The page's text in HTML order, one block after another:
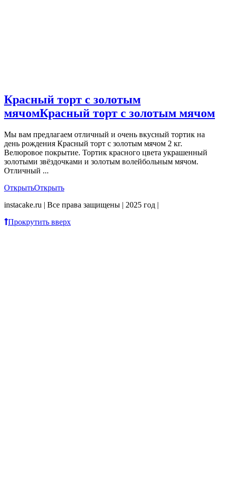
Красный торт с золотым
мячомКрасный торт с золотым мячом
Мы вам предлагаем отличный и очень вкусный тортик на
день рождения Красный торт с золотым мячом 2 кг.
Велюровое покрытие. Тортик красного цвета украшенный
золотыми звёздочками и золотым волейбольным мячом.
Отличный ...
ОткрытьОткрыть
instacake.ru | Все права защищены | 2025 год |
Прокрутить вверх